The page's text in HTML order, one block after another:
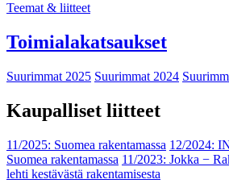
Teemat & liitteet
Toimialakatsaukset
Suurimmat 2025 Suurimmat 2024
Kaupalliset liitteet
11/2025: Suomea rakentamassa 12/2024:
Suomea rakentamassa 11/2023: Jokka −
lehti kestävästä rakentamisesta